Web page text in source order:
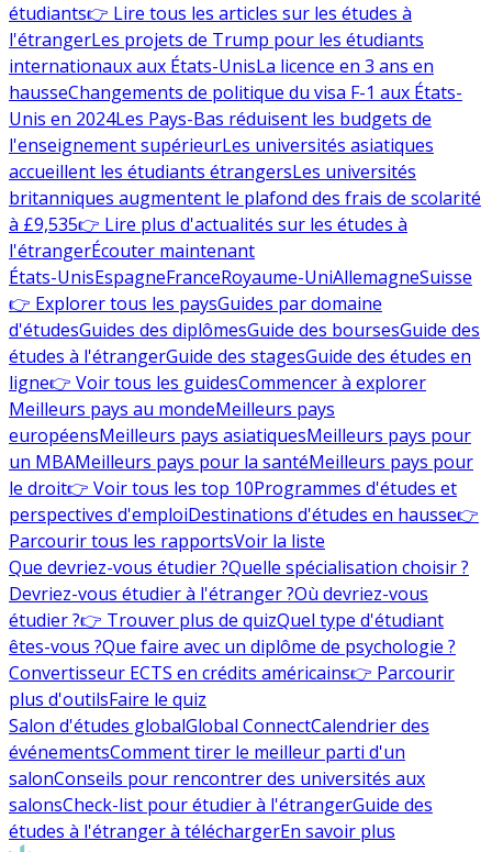
étudiants👉 Lire tous les articles sur les études à
l'étrangerLes projets de Trump pour les étudiants
internationaux aux États-UnisLa licence en 3 ans en
hausseChangements de politique du visa F-1 aux États-
Unis en 2024Les Pays-Bas réduisent les budgets de
l'enseignement supérieurLes universités asiatiques
accueillent les étudiants étrangersLes universités
britanniques augmentent le plafond des frais de scolarité
à £9,535👉 Lire plus d'actualités sur les études à
l'étrangerÉcouter maintenant
États-UnisEspagneFranceRoyaume-UniAllemagneSuisse
👉 Explorer tous les paysGuides par domaine
d'étudesGuides des diplômesGuide des boursesGuide des
études à l'étrangerGuide des stagesGuide des études en
ligne👉 Voir tous les guidesCommencer à explorer
Meilleurs pays au mondeMeilleurs pays
européensMeilleurs pays asiatiquesMeilleurs pays pour
un MBAMeilleurs pays pour la santéMeilleurs pays pour
le droit👉 Voir tous les top 10Programmes d'études et
perspectives d'emploiDestinations d'études en hausse👉
Parcourir tous les rapportsVoir la liste
Que devriez-vous étudier ?Quelle spécialisation choisir ?
Devriez-vous étudier à l'étranger ?Où devriez-vous
étudier ?👉 Trouver plus de quizQuel type d'étudiant
êtes-vous ?Que faire avec un diplôme de psychologie ?
Convertisseur ECTS en crédits américains👉 Parcourir
plus d'outilsFaire le quiz
Salon d'études globalGlobal ConnectCalendrier des
événementsComment tirer le meilleur parti d'un
salonConseils pour rencontrer des universités aux
salonsCheck-list pour étudier à l'étrangerGuide des
études à l'étranger à téléchargerEn savoir plus